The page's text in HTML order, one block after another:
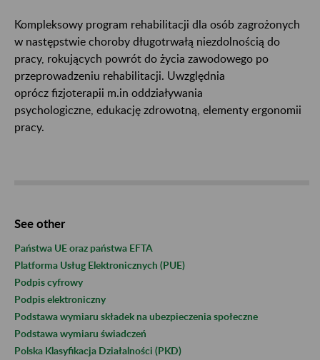
Kompleksowy program rehabilitacji dla osób zagrożonych
w następstwie choroby długotrwałą niezdolnością do
pracy, rokujących powrót do życia zawodowego po
przeprowadzeniu rehabilitacji. Uwzględnia
oprócz fizjoterapii m.in oddziaływania
psychologiczne, edukację zdrowotną, elementy ergonomii
pracy.
See other
Państwa UE oraz państwa EFTA
Platforma Usług Elektronicznych (PUE)
Podpis cyfrowy
Podpis elektroniczny
Podstawa wymiaru składek na ubezpieczenia społeczne
Podstawa wymiaru świadczeń
Polska Klasyfikacja Działalności (PKD)